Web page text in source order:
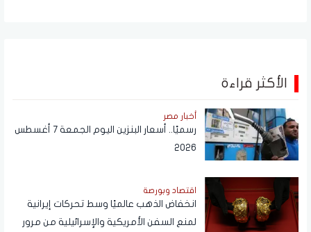
الأكثر قراءة
أخبار مصر
رسميًا.. أسعار البنزين اليوم الجمعة 7 أغسطس
2026
اقتصاد وبورصة
انخفاض الذهب عالميًا وسط تحركات إيرانية
لمنع السفن الأمريكية والإسرائيلية من مرور